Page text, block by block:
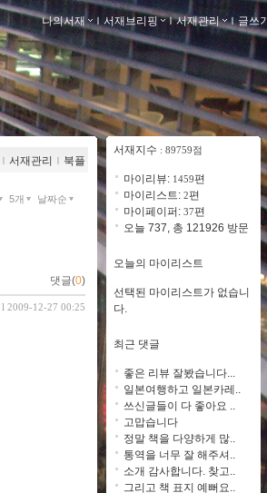
나의서재 ｌ 서재브리핑 ｌ서재관리 ｌ글쓰기
ｌ 서재관리 ｌ 북플
5개 날짜순
댓글(0)
l 2009-12-27 00:25
서재지수 : 89759점
마이리뷰: 1459편
마이리스트: 2편
마이페이퍼: 37편
오늘 737, 총 121926 방문
오늘의 마이리스트
선택된 마이리스트가 없습니
다.
최근 댓글
좋은 리뷰 잘봤습니다...
일본여행하고 일본카레..
쓰신글들이 다 좋아요 ..
고맙습니다
정말 책을 다양하게 많..
통역을 너무 잘 해주셔..
소개 감사합니다. 찾고..
그리고 책 표지 예뻐요..